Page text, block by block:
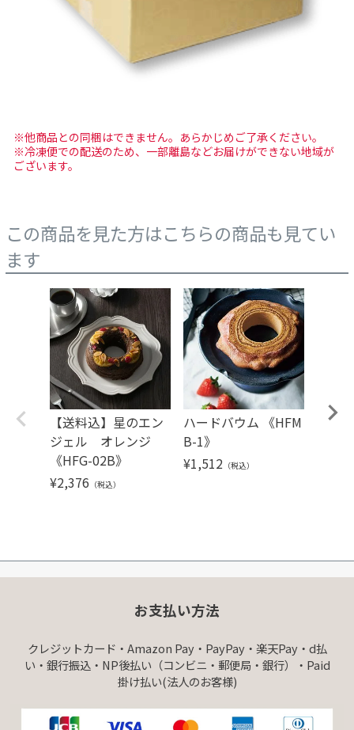
※他商品との同梱はできません。あらかじめご了承ください。
※冷凍便での配送のため、一部離島などお届けができない地域が
ございます。
この商品を見た方はこちらの商品も見てい
ます
【送料込】星のエン
ジェル オレンジ
《HFG-02B》
¥2,376 （税込）
ハードバウム 《HFM
B-1》
¥1,512 （税込）
【送
お支払い方法
クレジットカード・Amazon Pay・PayPay・楽天Pay・d払
い・銀行振込・NP後払い（コンビニ・郵便局・銀行）・Paid
掛け払い(法人のお客様)